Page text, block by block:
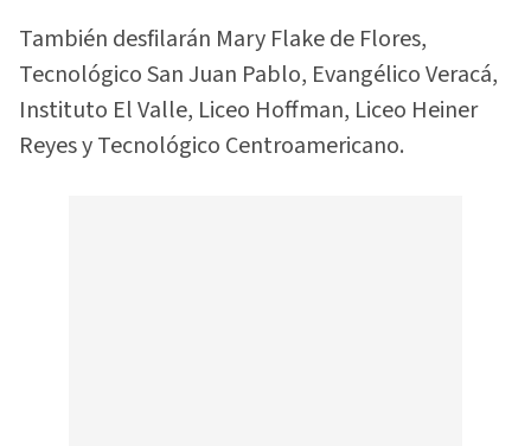
También desfilarán Mary Flake de Flores,
Tecnológico San Juan Pablo, Evangélico Veracá,
Instituto El Valle, Liceo Hoffman, Liceo Heiner
Reyes y Tecnológico Centroamericano.